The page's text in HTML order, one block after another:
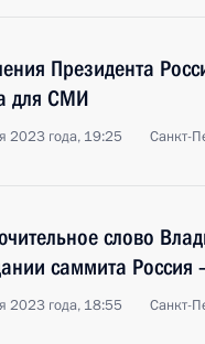
Президента
для СМИ
2023 года, 19:25 Санкт-
слово
саммита Россия
2023 года, 18:55 Санкт-